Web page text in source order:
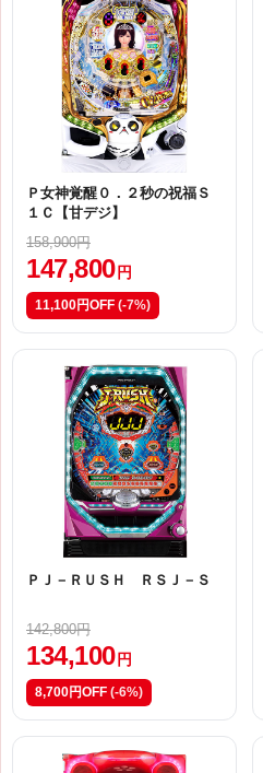
Ｐ女神覚醒０．２秒の祝福Ｓ
１Ｃ【甘デジ】
158,900円
147,800 円
11,100円OFF (-7%)
ＰＪ－ＲＵＳＨ ＲＳＪ－Ｓ
142,800円
134,100 円
8,700円OFF (-6%)